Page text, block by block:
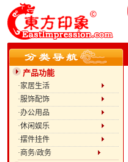
产品功能
·家居生活
·服饰配饰
·办公用品
·休闲娱乐
·摆件挂件
·商务/政务